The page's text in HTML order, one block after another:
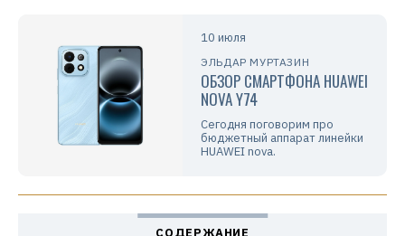
10 июля
ЭЛЬДАР МУРТАЗИН
ОБЗОР СМАРТФОНА HUAWEI
NOVA Y74
Сегодня поговорим про
бюджетный аппарат линейки
HUAWEI nova.